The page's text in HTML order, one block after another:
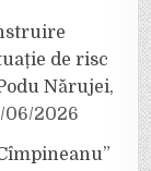
de risc
Nărujei,
06/2026